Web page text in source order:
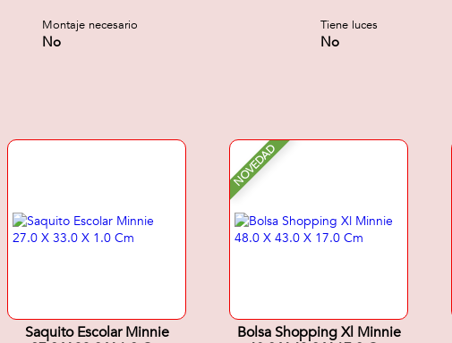
Montaje necesario
No
Tiene luces
No
Saquito Escolar Minnie
NOVEDAD
Bolsa Shopping Xl Minnie